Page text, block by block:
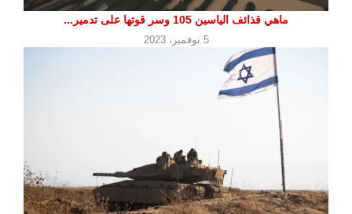
ماهي قذائف الياسين 105 وسر قوتها على تدمير...
5 نوفمبر، 2023